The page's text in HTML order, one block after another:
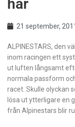
här
21 september,
ALPINESTARS, den
inom racingen ett
ut luften långsamt
normala passform
racet. Skulle olyckan
lösa ut ytterligare en
från Alpinestars blir